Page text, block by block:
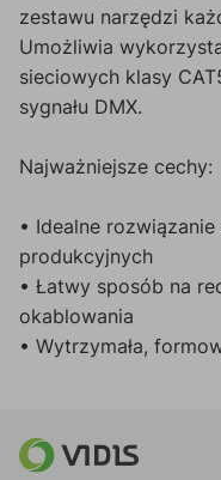
zestawu narzędzi
Umożliwia
sieciowych klasy
sygnału DMX.
Najważniejsze cechy:
• Idealne
produkcyjnych
• Łatwy sposób na
okablowania
• Wytrzymała,